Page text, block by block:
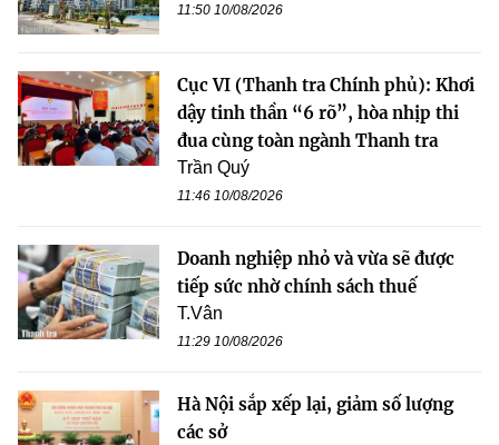
11:50 10/08/2026
Cục VI (Thanh tra Chính phủ): Khơi
dậy tinh thần “6 rõ”, hòa nhịp thi
đua cùng toàn ngành Thanh tra
Trần Quý
11:46 10/08/2026
Doanh nghiệp nhỏ và vừa sẽ được
tiếp sức nhờ chính sách thuế
T.Vân
11:29 10/08/2026
Hà Nội sắp xếp lại, giảm số lượng
các sở